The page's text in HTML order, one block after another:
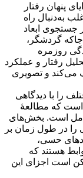
پنهان رفتار
به‌دنبال راه
جستجوی ابعاد
گردشگر،
روزمره
رفتار و عملکرد
می‌کند و تصویری
را با دیدگاهی
است که مطالعۀ
است. بخش‌های
را در طول زمان بر
حسی،
هستند که
است اجزای این